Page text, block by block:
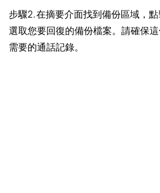
步驟2. 在摘要介面找到備份區域，點
選取您要回復的備份檔案。請確保
需要的通話記錄。